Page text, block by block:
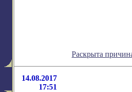
Раскрыта
14.08.2017
17:51